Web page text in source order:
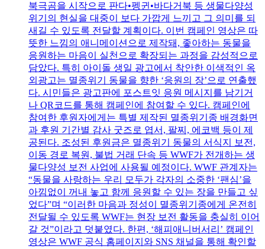
북극곰을 시작으로 판다•펭귄•바다거북 등 생물다양성
위기의 현실을 대중이 보다 가깝게 느끼고 그 의미를 되
새길 수 있도록 전달할 계획이다. 이번 캠페인 영상은 따
뜻한 느낌의 애니메이션으로 제작돼, 좋아하는 동물을
응원하는 마음이 실천으로 확장되는 과정을 감성적으로
담았다. 특히 아이돌 생일 광고에서 착안한 이색적인 옥
외광고는 멸종위기 동물을 향한 ‘응원의 장’으로 연출했
다. 시민들은 광고판에 포스트잇 응원 메시지를 남기거
나 QR코드를 통해 캠페인에 참여할 수 있다. 캠페인에
참여한 후원자에게는 특별 제작된 멸종위기종 배경화면
과 후원 기간별 감사 굿즈로 엽서, 팔찌, 에코백 등이 제
공된다. 조성된 후원금은 멸종위기 동물의 서식지 보전,
이동 경로 복원, 불법 거래 단속 등 WWF가 전개하는 생
물다양성 보전 사업에 사용될 예정이다. WWF 관계자는
“동물을 사랑하는 우리 모두가 각자의 소중한 ‘팬심’을
아낌없이 꺼내 놓고 함께 응원할 수 있는 장을 만들고 싶
었다”며 “이러한 마음과 정성이 멸종위기종에게 온전히
전달될 수 있도록 WWF는 현장 보전 활동을 충실히 이어
갈 것”이라고 덧붙였다. 한편, ‘해피애니버서리’ 캠페인
영상은 WWF 공식 홈페이지와 SNS 채널을 통해 확인할